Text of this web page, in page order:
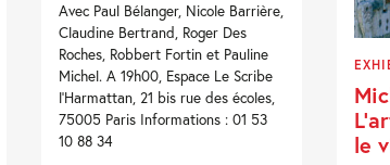
Avec Paul Bélanger, Nicole Barrière,
Claudine Bertrand, Roger Des
Roches, Robbert Fortin et Pauline
Michel. A 19h00, Espace Le Scribe
l'Harmattan, 21 bis rue des écoles,
75005 Paris Informations : 01 53
10 88 34
le